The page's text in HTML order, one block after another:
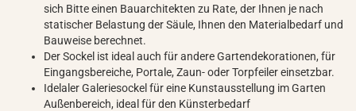
sich Bitte einen Bauarchitekten zu Rate, der Ihnen je nach
statischer Belastung der Säule, Ihnen den Materialbedarf und
Bauweise berechnet.
Der Sockel ist ideal auch für andere Gartendekorationen, für
Eingangsbereiche, Portale, Zaun- oder Torpfeiler einsetzbar.
Idelaler Galeriesockel für eine Kunstausstellung im Garten
Außenbereich, ideal für den Künsterbedarf